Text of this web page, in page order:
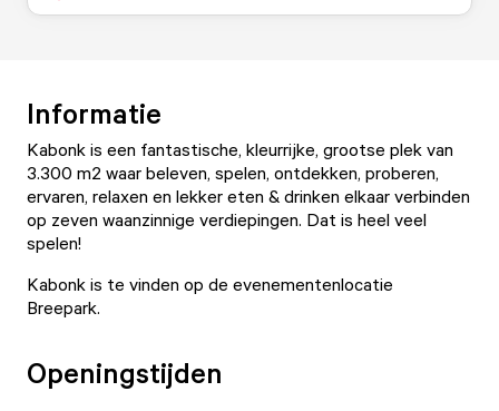
Informatie
Kabonk is een fantastische, kleurrijke, grootse plek van
3.300 m2 waar beleven, spelen, ontdekken, proberen,
ervaren, relaxen en lekker eten & drinken elkaar verbinden
op zeven waanzinnige verdiepingen. Dat is heel veel
spelen!
Kabonk is te vinden op de evenementenlocatie
Breepark.
Openingstijden